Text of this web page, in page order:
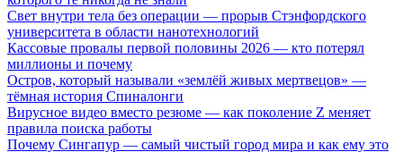
Свет внутри тела без операции — прорыв Стэнфордского
университета в области нанотехнологий
Кассовые провалы первой половины 2026 — кто потерял
миллионы и почему
Остров, который называли «землёй живых мертвецов» —
тёмная история Спиналонги
Вирусное видео вместо резюме — как поколение Z меняет
правила поиска работы
Почему Сингапур — самый чистый город мира и как ему это